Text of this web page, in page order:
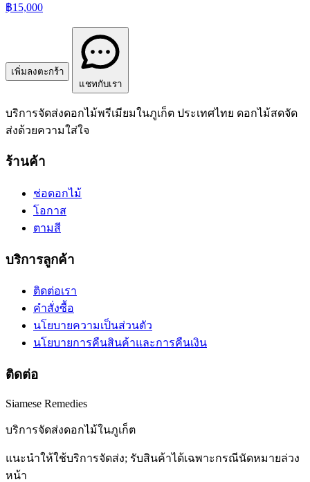
฿15,000
เพิ่มลงตะกร้า
แชทกับเรา
บริการจัดส่งดอกไม้พรีเมียมในภูเก็ต ประเทศไทย ดอกไม้สดจัด
ส่งด้วยความใส่ใจ
ร้านค้า
ช่อดอกไม้
โอกาส
ตามสี
บริการลูกค้า
ติดต่อเรา
คำสั่งซื้อ
นโยบายความเป็นส่วนตัว
นโยบายการคืนสินค้าและการคืนเงิน
ติดต่อ
Siamese Remedies
บริการจัดส่งดอกไม้ในภูเก็ต
แนะนำให้ใช้บริการจัดส่ง; รับสินค้าได้เฉพาะกรณีนัดหมายล่วง
หน้า